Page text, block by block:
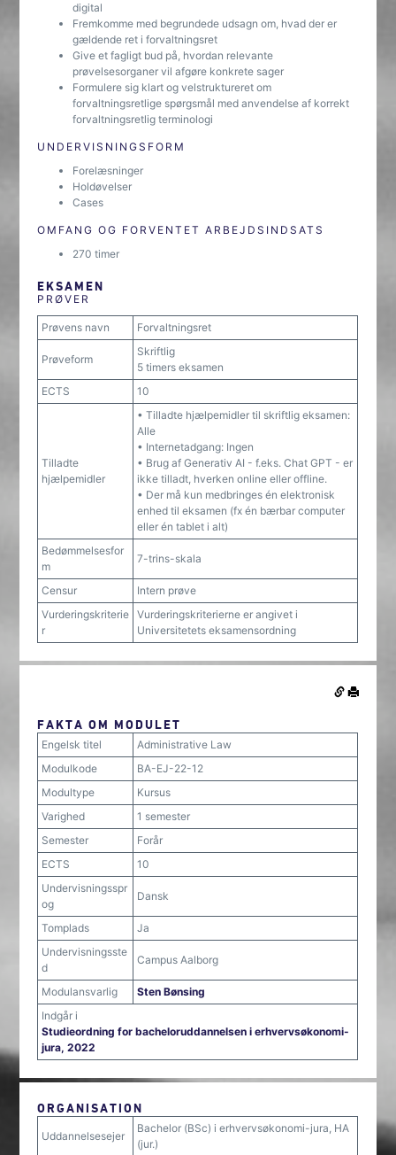
digital
Fremkomme med begrundede udsagn om, hvad der er
gældende ret i forvaltningsret
Give et fagligt bud på, hvordan relevante
prøvelsesorganer vil afgøre konkrete sager
Formulere sig klart og velstruktureret om
forvaltningsretlige spørgsmål med anvendelse af korrekt
forvaltningsretlig terminologi
UNDERVISNINGSFORM
Forelæsninger
Holdøvelser
Cases
OMFANG OG FORVENTET ARBEJDSINDSATS
270 timer
EKSAMEN
PRØVER
Prøvens navn Forvaltningsret
Prøveform
Skriftlig
5 timers eksamen
ECTS
10
Tilladte
hjælpemidler
• Tilladte hjælpemidler til skriftlig eksamen:
Alle
• Internetadgang: Ingen
• Brug af Generativ AI - f.eks. Chat GPT - er
ikke tilladt, hverken online eller offline.
• Der må kun medbringes én elektronisk
enhed til eksamen (fx én bærbar computer
eller én tablet i alt)
Bedømmelsesfor
m
7-trins-skala
Censur
Intern prøve
Vurderingskriterie
r
Vurderingskriterierne er angivet i
Universitetets eksamensordning
FAKTA OM MODULET
Engelsk titel
Administrative Law
Modulkode
BA-EJ-22-12
Modultype
Kursus
Varighed
1 semester
Semester
Forår
ECTS
10
Undervisningsspr
og
Dansk
Tomplads
Ja
Undervisningsste
d
Campus Aalborg
Modulansvarlig
Sten Bønsing
Indgår i
Studieordning for bacheloruddannelsen i erhvervsøkonomi-
jura, 2022
ORGANISATION
Uddannelsesejer
Bachelor (BSc) i erhvervsøkonomi-jura, HA
(jur.)